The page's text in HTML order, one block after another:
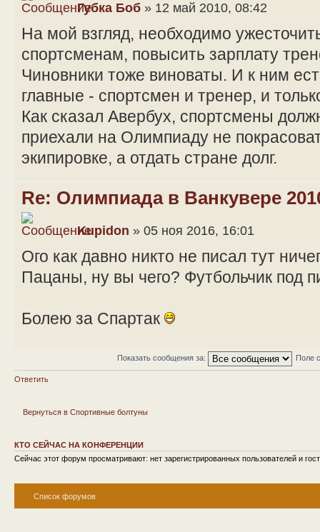
Губка Боб » 12 май 2010, 08:42
На мой взгляд, необходимо
спортсменам, повысить зарплату
Чиновники тоже виноваты. И к ним
главные - спортсмен и тренер, и
Как сказал Авербух, спортсмены
приехали на Олимпиаду не
экипировке, а отдать стране долг.
Re: Олимпиада в Ванкувере
Kupidon » 05 ноя 2016, 16:01
Ого как давно никто не писал тут
Пацаны, ну вы чего? Футбольчик под
Болею за Спартак
Показать сообщения за: Поле
Ответить
Вернуться в Спортивные болтуны
КТО СЕЙЧАС НА КОНФЕРЕНЦИИ
Сейчас этот форум просматривают: нет зарегистрированных пользователей и
Список форумов